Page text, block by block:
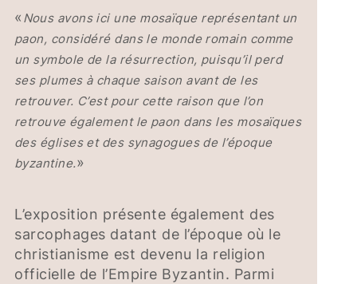
« Nous avons ici une mosaïque représentant un
paon, considéré dans le monde romain comme
un symbole de la résurrection, puisqu’il perd
ses plumes à chaque saison avant de les
retrouver. C’est pour cette raison que l’on
retrouve également le paon dans les mosaïques
des églises et des synagogues de l’époque
byzantine.»
L’exposition présente également des
sarcophages datant de l’époque où le
christianisme est devenu la religion
officielle de l’Empire Byzantin. Parmi